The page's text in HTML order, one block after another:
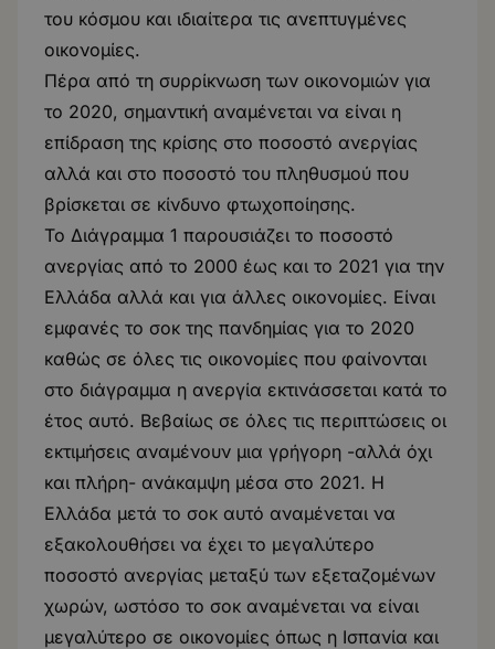
του κόσμου και ιδιαίτερα τις ανεπτυγμένες
οικονομίες.
Πέρα από τη συρρίκνωση των οικονομιών για
το 2020, σημαντική αναμένεται να είναι η
επίδραση της κρίσης στο ποσοστό ανεργίας
αλλά και στο ποσοστό του πληθυσμού που
βρίσκεται σε κίνδυνο φτωχοποίησης.
Το Διάγραμμα 1 παρουσιάζει το ποσοστό
ανεργίας από το 2000 έως και το 2021 για την
Ελλάδα αλλά και για άλλες οικονομίες. Είναι
εμφανές το σοκ της πανδημίας για το 2020
καθώς σε όλες τις οικονομίες που φαίνονται
στο διάγραμμα η ανεργία εκτινάσσεται κατά το
έτος αυτό. Βεβαίως σε όλες τις περιπτώσεις οι
εκτιμήσεις αναμένουν μια γρήγορη -αλλά όχι
και πλήρη- ανάκαμψη μέσα στο 2021. Η
Ελλάδα μετά το σοκ αυτό αναμένεται να
εξακολουθήσει να έχει το μεγαλύτερο
ποσοστό ανεργίας μεταξύ των εξεταζομένων
χωρών, ωστόσο το σοκ αναμένεται να είναι
μεγαλύτερο σε οικονομίες όπως η Ισπανία και